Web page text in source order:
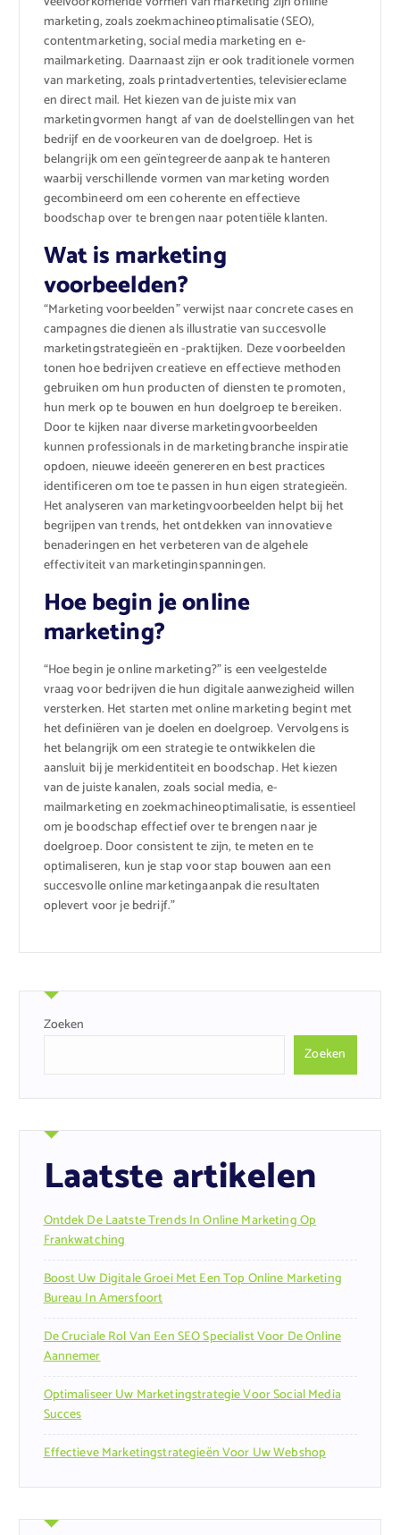
marketing, zoals zoekmachineoptimalisatie (SEO),
contentmarketing, social media marketing en e-
mailmarketing. Daarnaast zijn er ook traditionele vormen
van marketing, zoals printadvertenties, televisiereclame
en direct mail. Het kiezen van de juiste mix van
marketingvormen hangt af van de doelstellingen van het
bedrijf en de voorkeuren van de doelgroep. Het is
belangrijk om een geïntegreerde aanpak te hanteren
waarbij verschillende vormen van marketing worden
gecombineerd om een ​​coherente en effectieve
boodschap over te brengen naar potentiële klanten.
Wat is marketing
voorbeelden?
“Marketing voorbeelden” verwijst naar concrete cases en
campagnes die dienen als illustratie van succesvolle
marketingstrategieën en -praktijken. Deze voorbeelden
tonen hoe bedrijven creatieve en effectieve methoden
gebruiken om hun producten of diensten te promoten,
hun merk op te bouwen en hun doelgroep te bereiken.
Door te kijken naar diverse marketingvoorbeelden
kunnen professionals in de marketingbranche inspiratie
opdoen, nieuwe ideeën genereren en best practices
identificeren om toe te passen in hun eigen strategieën.
Het analyseren van marketingvoorbeelden helpt bij het
begrijpen van trends, het ontdekken van innovatieve
benaderingen en het verbeteren van de algehele
effectiviteit van marketinginspanningen.
Hoe begin je online
marketing?
“Hoe begin je online marketing?” is een veelgestelde
vraag voor bedrijven die hun digitale aanwezigheid willen
versterken. Het starten met online marketing begint met
het definiëren van je doelen en doelgroep. Vervolgens is
het belangrijk om een strategie te ontwikkelen die
aansluit bij je merkidentiteit en boodschap. Het kiezen
van de juiste kanalen, zoals social media, e-
mailmarketing en zoekmachineoptimalisatie, is essentieel
om je boodschap effectief over te brengen naar je
doelgroep. Door consistent te zijn, te meten en te
optimaliseren, kun je stap voor stap bouwen aan een
succesvolle online marketingaanpak die resultaten
oplevert voor je bedrijf.”
Zoeken
Zoeken
Laatste artikelen
Ontdek De Laatste Trends In Online Marketing Op
Frankwatching
Boost Uw Digitale Groei Met Een Top Online Marketing
Bureau In Amersfoort
De Cruciale Rol Van Een SEO Specialist Voor De Online
Aannemer
Optimaliseer Uw Marketingstrategie Voor Social Media
Succes
Effectieve Marketingstrategieën Voor Uw Webshop